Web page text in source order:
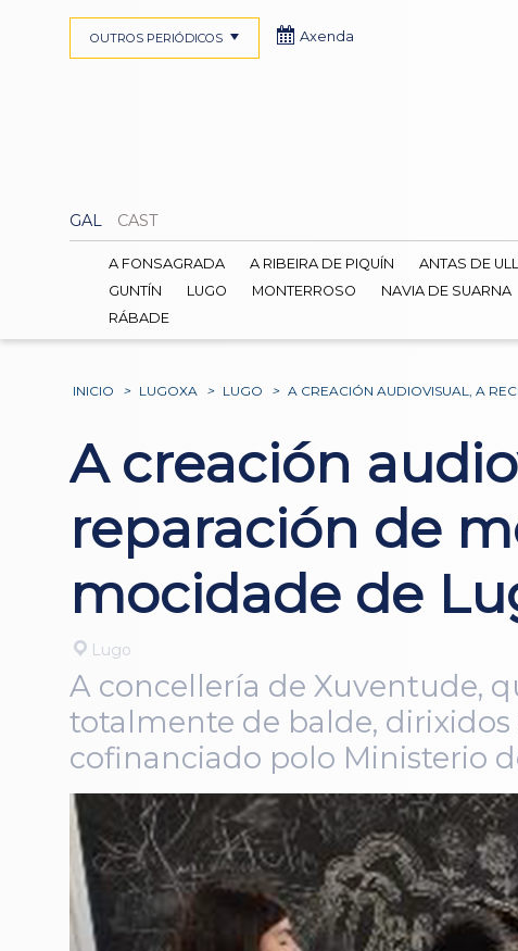
GAL CAST
OUTROS PERIÓDICOS Axenda
A FONSAGRADA A RIBEIRA DE PIQUÍN ANTAS DE
GUNTÍN
LUGO MONTERROSO NAVIA DE SUARNA
RÁBADE
INICIO > LUGOXA > LUGO > A CREACIÓN AUDIOVISUAL, A
A creación
reparación de
mocidade de
Lugo
A concellería de Xuventude,
totalmente de balde, dirixidos
cofinanciado polo Ministerio